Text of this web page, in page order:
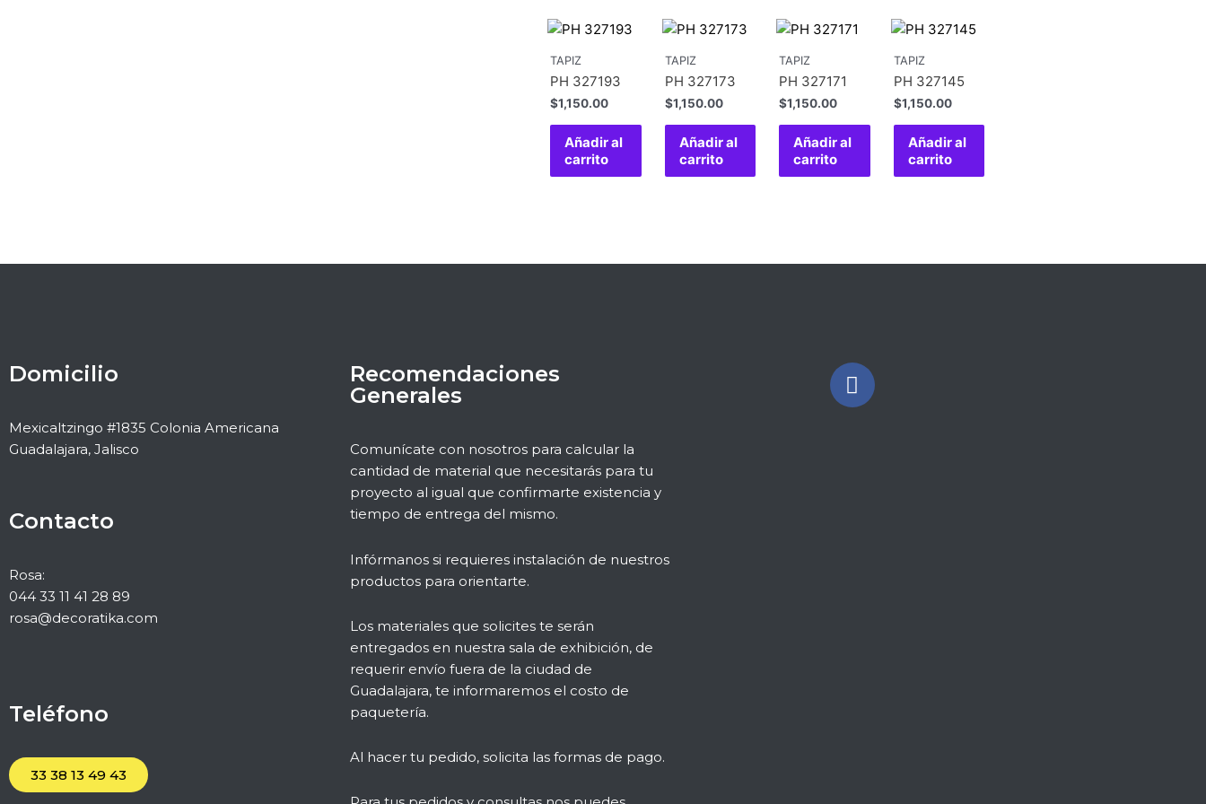
TAPIZ
PH 327193
$1,150.00
Añadir al
carrito
TAPIZ
PH 327173
$1,150.00
Añadir al
carrito
TAPIZ
PH 327171
$1,150.00
Añadir al
carrito
TAPIZ
PH 327145
$1,150.00
Añadir al
carrito
Domicilio
Mexicaltzingo #1835 Colonia Americana
Guadalajara, Jalisco
Contacto
Rosa:
044 33 11 41 28 89
rosa@decoratika.com
Teléfono
33 38 13 49 43
Recomendaciones
Generales
Comunícate con nosotros para calcular la
cantidad de material que necesitarás para tu
proyecto al igual que confirmarte existencia y
tiempo de entrega del mismo.
Infórmanos si requieres instalación de nuestros
productos para orientarte.
Los materiales que solicites te serán
entregados en nuestra sala de exhibición, de
requerir envío fuera de la ciudad de
Guadalajara, te informaremos el costo de
paquetería.
Al hacer tu pedido, solicita las formas de pago.